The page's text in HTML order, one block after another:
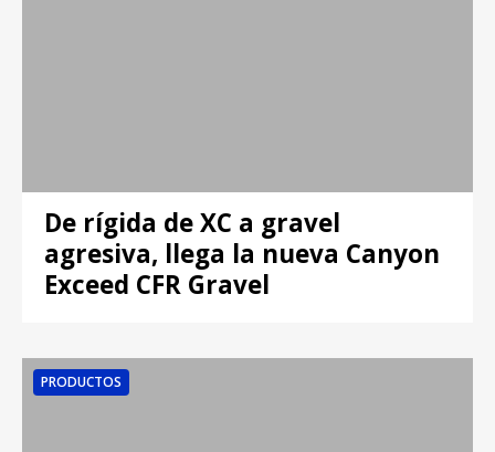
De rígida de XC a gravel
agresiva, llega la nueva Canyon
Exceed CFR Gravel
PRODUCTOS